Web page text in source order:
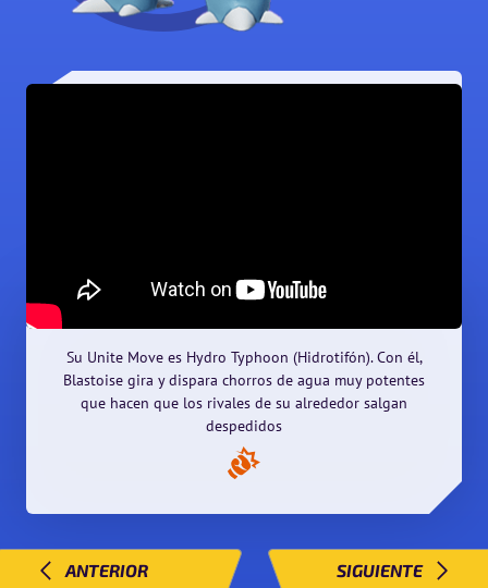
Su Unite Move es Hydro Typhoon (Hidrotifón). Con él,
Blastoise gira y dispara chorros de agua muy potentes
que hacen que los rivales de su alrededor salgan
despedidos
ANTERIOR SIGUIENTE